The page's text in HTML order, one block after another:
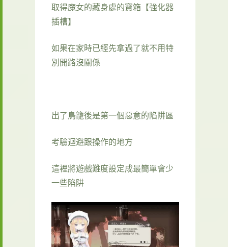
取得魔女的藏身處的寶箱【強化器
插槽】
如果在家時已經先拿過了就不用特
別開路沒關係
出了鳥籠後是第一個惡意的陷阱區
考驗迴避跟操作的地方
這裡將遊戲難度設定成最簡單會少
一些陷阱